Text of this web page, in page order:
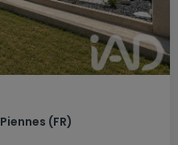
Piennes (FR)